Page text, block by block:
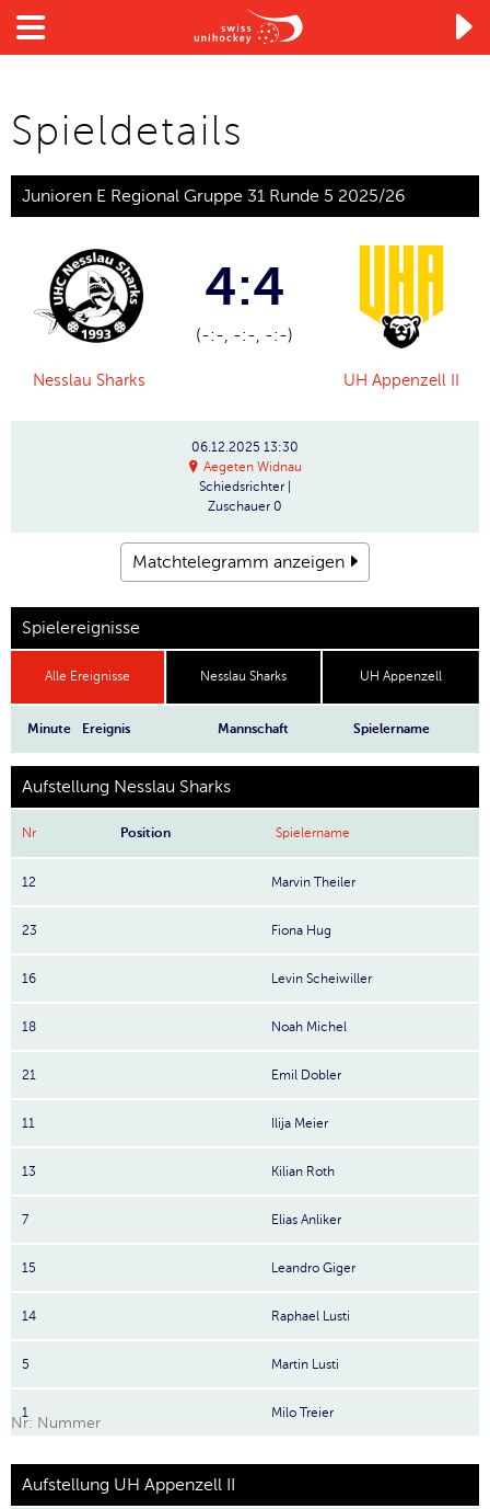

Spieldetails
Junioren E Regional Gruppe 31 Runde 5 2025/26
Nesslau Sharks
4:4
(-:-, -:-, -:-)
UH Appenzell II
06.12.2025 13:30
Aegeten Widnau
Schiedsrichter
Zuschauer 0
Matchtelegramm anzeigen
Spielereignisse
Alle Ereignisse Nesslau Sharks UH Appenzell
Minute Ereignis Mannschaft Spielername
Aufstellung Nesslau Sharks
Nr Position Spielername
12 Marvin Theiler
23 Fiona Hug
16 Levin Scheiwiller
18 Noah Michel
21 Emil Dobler
11 Ilija Meier
13 Kilian Roth
7 Elias Anliker
15 Leandro Giger
14 Raphael Lusti
5 Martin Lusti
1 Milo Treier
Nr: Nummer
Aufstellung UH Appenzell II